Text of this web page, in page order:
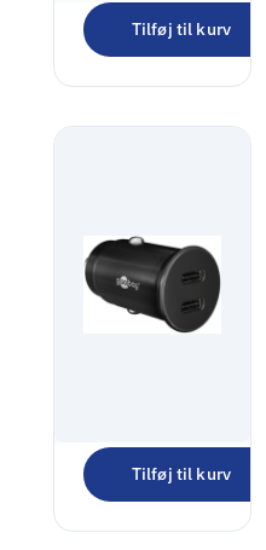
Tilføj til kurv
Dual-USB-C
PD Auto Fast
Charger
150,00kr.
Tilføj til kurv